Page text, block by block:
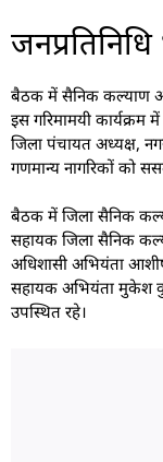
बैठक में सैनिक कल्याण
इस गरिमामयी कार्यक्रम
जिला पंचायत अध्यक्ष,
गणमान्य नागरिकों को
बैठक में जिला सैनिक
सहायक जिला सैनिक
अधिशासी अभियंता
सहायक अभियंता मुकेश
उपस्थित रहे।